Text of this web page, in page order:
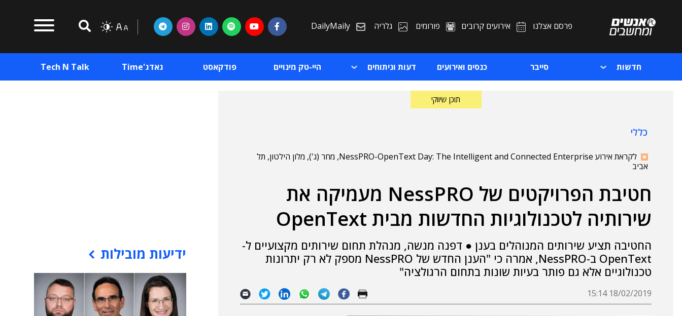
פרסם אצלנו אירועים קרובים פורומים גלריה DailyMaily
חדשות סייבר כנסים ואירועים דעות וניתוחים היי-טק מינויים פודקאסט גאדג'Time Tech N Talk
תוכן שיווקי
כללי
לקראת אירוע NessPRO-OpenText Day: The Intelligent and Connected Enterprise, מחר (ג'), מלון הילטון, תל
אביב
חטיבת הפרויקטים של NessPRO מעמיקה את
שירותיה לטכנולוגיות החדשות מבית OpenText
החטיבה תציע שירותים המנוהלים בענן ● דפנה מנשה, מנהלת תחום שירותים מקצועיים ל-
OpenText ב-NessPRO, אמרה כי "הענן החדש של NessPRO מספק לא רק יתרונות
טכנולוגיים אלא גם פותר בעיות שונות בתחום הרגולציה"
18/02/2019 15:14
ידיעות מובילות